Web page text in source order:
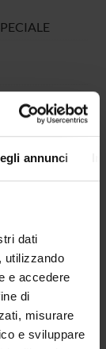
annunci
dati
utilizzando
e accedere
di
misurare
e sviluppare
giu-2023.